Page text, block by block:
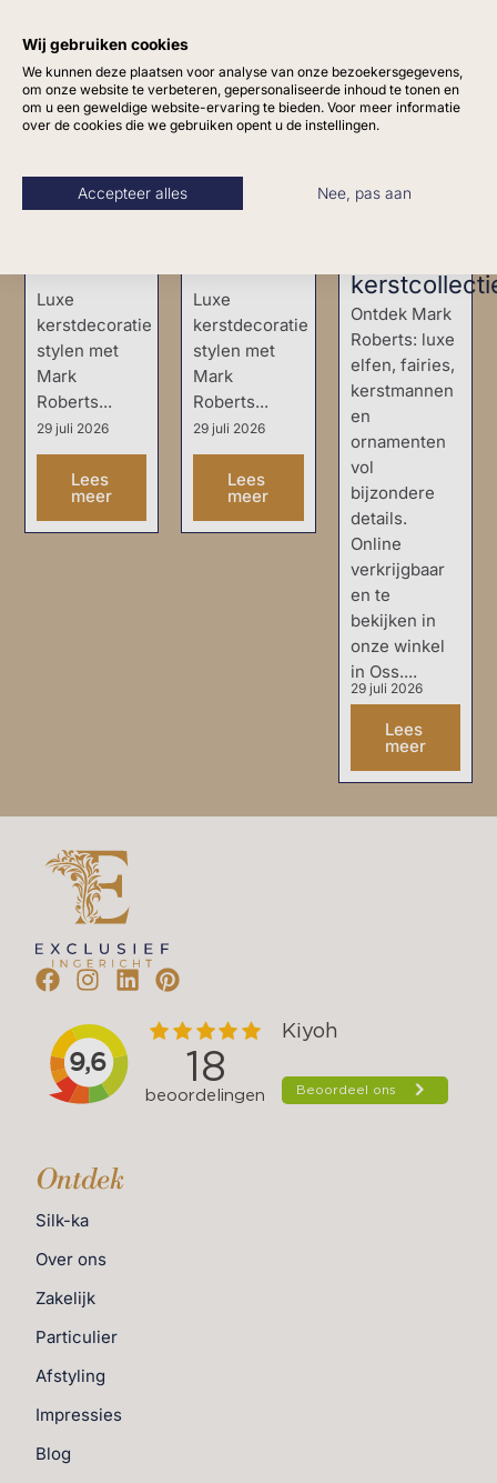
Mark
christmas
Luxe
kerstdecoratie
stylen met
Mark
Roberts...
29 juli 2026
Lees
meer
Luxe
Luxe
kerstdecoratie
stylen met
Mark
Roberts...
29 juli 2026
Lees
meer
Wat is
Roberts?
Ontdek Mark
Roberts: luxe
elfen, fairies,
kerstmannen
en
ornamenten
vol
bijzondere
details.
Online
verkrijgbaar
en te
bekijken in
onze winkel
in Oss....
29 juli 2026
Lees
meer
Ontdek
Silk-ka
Over ons
Zakelijk
Particulier
Afstyling
Impressies
Blog
Wij gebruiken cookies
We kunnen deze plaatsen voor analyse van onze bezoekersgegevens,
om onze website te verbeteren, gepersonaliseerde inhoud te tonen en
om u een geweldige website-ervaring te bieden. Voor meer informatie
over de cookies die we gebruiken opent u de instellingen.
Accepteer alles Nee, pas aan